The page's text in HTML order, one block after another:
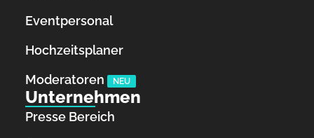
Eventpersonal
Hochzeitsplaner
Moderatoren
NEU
Unternehmen
Presse Bereich